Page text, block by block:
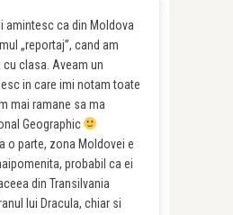
amintesc ca din Moldova
„reportaj”, cand am
clasa. Aveam un
in care imi notam toate
mai ramane sa ma
Geographic
o parte, zona Moldovei e
probabil ca ei
din Transilvania
lui Dracula, chiar si